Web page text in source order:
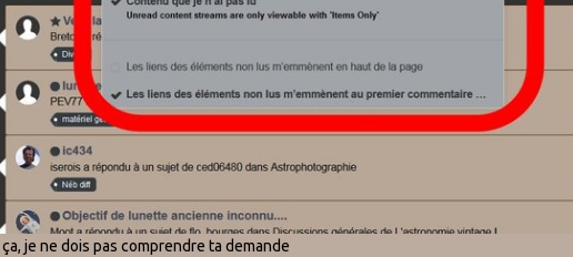
je ne dois pas comprendre ta demande